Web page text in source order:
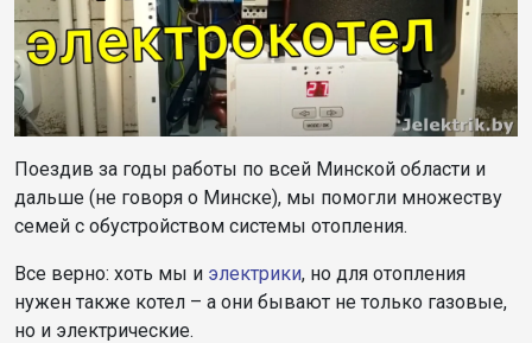
Поездив за годы работы по всей Минской области и
дальше (не говоря о Минске), мы помогли множеству
семей с обустройством системы отопления.
Все верно: хоть мы и электрики, но для отопления
нужен также котел – а они бывают не только газовые,
но и электрические.